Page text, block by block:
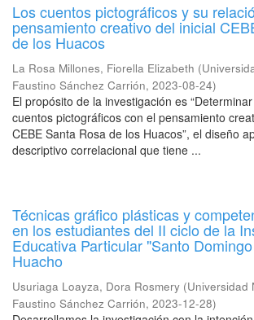
Los cuentos pictográficos y su
pensamiento creativo del inicial
de los Huacos
La Rosa Millones, Fiorella Elizabeth (
Faustino Sánchez Carrión, 2023-08-24)
El propósito de la investigación es
cuentos pictográficos con el pensamiento
CEBE Santa Rosa de los Huacos”, el diseño
descriptivo correlacional que tiene ...
Técnicas gráfico plásticas y
en los estudiantes del II ciclo de la
Educativa Particular "Santo
Huacho
Usuriaga Loayza, Dora Rosmery (Universidad
Faustino Sánchez Carrión, 2023-12-28)